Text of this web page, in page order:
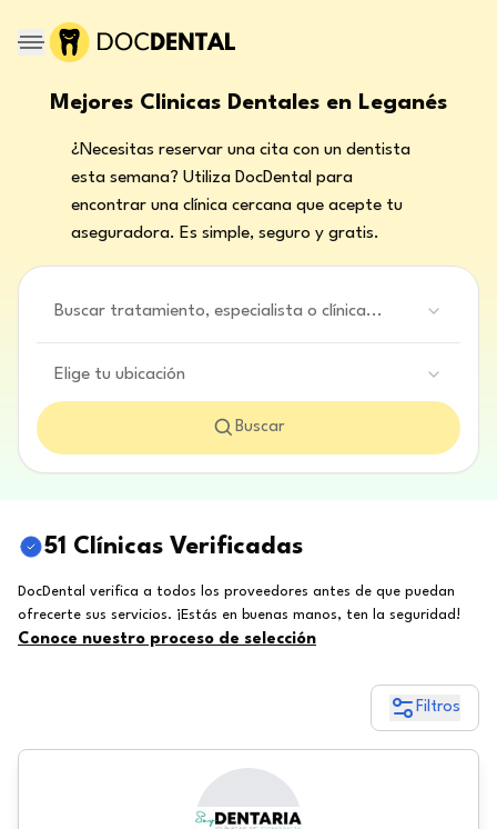
Mejores Clinicas Dentales en Leganés
¿Necesitas reservar una cita con un dentista
esta semana? Utiliza DocDental para
encontrar una clínica cercana que acepte tu
aseguradora. Es simple, seguro y gratis.
Buscar tratamiento, especialista o clínica...
Elige tu ubicación
Buscar
51 Clínicas Verificadas
DocDental verifica a todos los proveedores antes de que puedan
ofrecerte sus servicios. ¡Estás en buenas manos, ten la seguridad!
Conoce nuestro proceso de selección
Filtros